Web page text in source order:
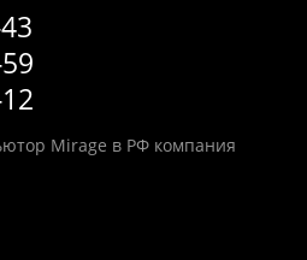
Mirage в РФ компания